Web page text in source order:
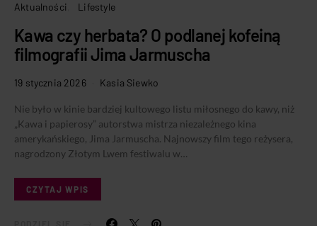
Aktualności Lifestyle
Kawa czy herbata? O podlanej kofeiną
filmografii Jima Jarmuscha
19 stycznia 2026 Kasia Siewko
Nie było w kinie bardziej kultowego listu miłosnego do kawy, niż
„Kawa i papierosy” autorstwa mistrza niezależnego kina
amerykańskiego, Jima Jarmuscha. Najnowszy film tego reżysera,
nagrodzony Złotym Lwem festiwalu w…
CZYTAJ WPIS